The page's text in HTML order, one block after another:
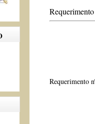
Requerimento
Requerimento